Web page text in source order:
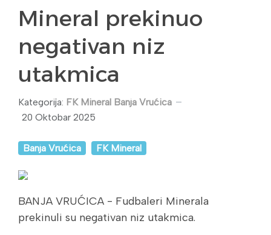
Mineral prekinuo
negativan niz
utakmica
Kategorija: FK Mineral Banja Vrućica
20 Oktobar 2025
Banja Vrućica FK Mineral
BANJA VRUĆICA - Fudbaleri Minerala
prekinuli su negativan niz utakmica.